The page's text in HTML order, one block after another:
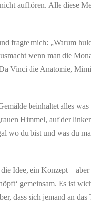
aufhören. Alle diese
fragte mich: „Warum
wenn man die
Vinci die Anatomie,
beinhaltet alles
Himmel, auf der
wo du bist und was du
Idee, ein Konzept – aber
gemeinsam. Es ist
dass sich jemand an das